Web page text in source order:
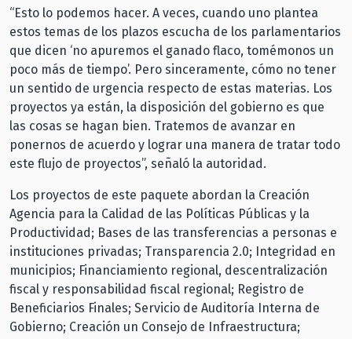
“Esto lo podemos hacer. A veces, cuando uno plantea
estos temas de los plazos escucha de los parlamentarios
que dicen ‘no apuremos el ganado flaco, tomémonos un
poco más de tiempo’. Pero sinceramente, cómo no tener
un sentido de urgencia respecto de estas materias. Los
proyectos ya están, la disposición del gobierno es que
las cosas se hagan bien. Tratemos de avanzar en
ponernos de acuerdo y lograr una manera de tratar todo
este flujo de proyectos”, señaló la autoridad.
Los proyectos de este paquete abordan la Creación
Agencia para la Calidad de las Políticas Públicas y la
Productividad; Bases de las transferencias a personas e
instituciones privadas; Transparencia 2.0; Integridad en
municipios; Financiamiento regional, descentralización
fiscal y responsabilidad fiscal regional; Registro de
Beneficiarios Finales; Servicio de Auditoría Interna de
Gobierno; Creación un Consejo de Infraestructura;